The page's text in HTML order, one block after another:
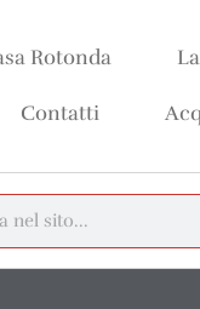
Rotonda
Contatti